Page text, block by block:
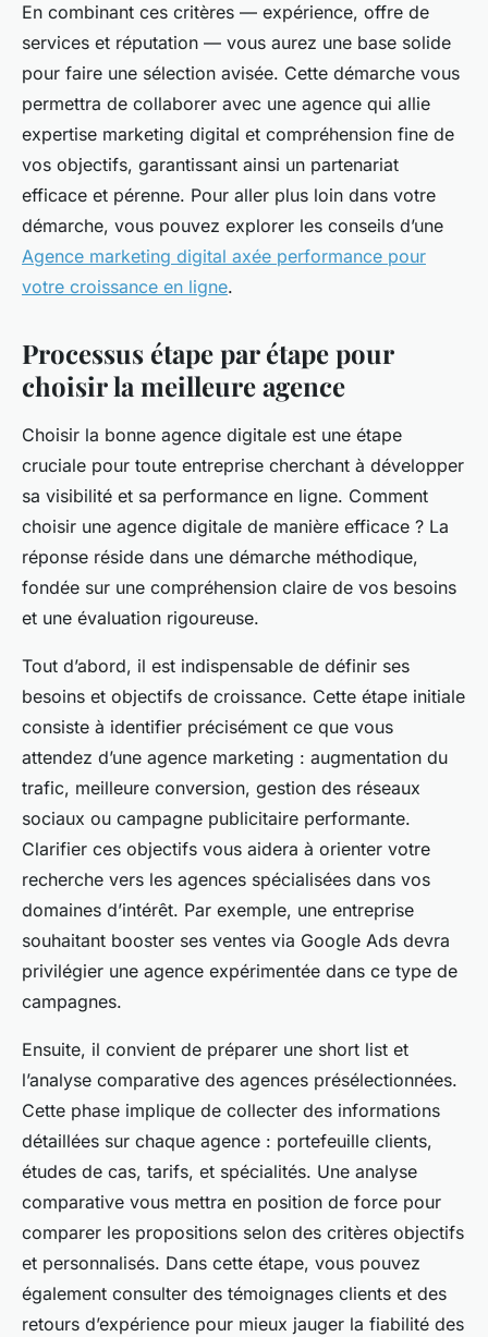
En combinant ces critères — expérience, offre de
services et réputation — vous aurez une base solide
pour faire une sélection avisée. Cette démarche vous
permettra de collaborer avec une agence qui allie
expertise marketing digital et compréhension fine de
vos objectifs, garantissant ainsi un partenariat
efficace et pérenne. Pour aller plus loin dans votre
démarche, vous pouvez explorer les conseils d’une
Agence marketing digital axée performance pour
votre croissance en ligne.
Processus étape par étape pour
choisir la meilleure agence
Choisir la bonne agence digitale est une étape
cruciale pour toute entreprise cherchant à développer
sa visibilité et sa performance en ligne. Comment
choisir une agence digitale de manière efficace ? La
réponse réside dans une démarche méthodique,
fondée sur une compréhension claire de vos besoins
et une évaluation rigoureuse.
Tout d’abord, il est indispensable de définir ses
besoins et objectifs de croissance. Cette étape initiale
consiste à identifier précisément ce que vous
attendez d’une agence marketing : augmentation du
trafic, meilleure conversion, gestion des réseaux
sociaux ou campagne publicitaire performante.
Clarifier ces objectifs vous aidera à orienter votre
recherche vers les agences spécialisées dans vos
domaines d’intérêt. Par exemple, une entreprise
souhaitant booster ses ventes via Google Ads devra
privilégier une agence expérimentée dans ce type de
campagnes.
Ensuite, il convient de préparer une short list et
l’analyse comparative des agences présélectionnées.
Cette phase implique de collecter des informations
détaillées sur chaque agence : portefeuille clients,
études de cas, tarifs, et spécialités. Une analyse
comparative vous mettra en position de force pour
comparer les propositions selon des critères objectifs
et personnalisés. Dans cette étape, vous pouvez
également consulter des témoignages clients et des
retours d’expérience pour mieux jauger la fiabilité des